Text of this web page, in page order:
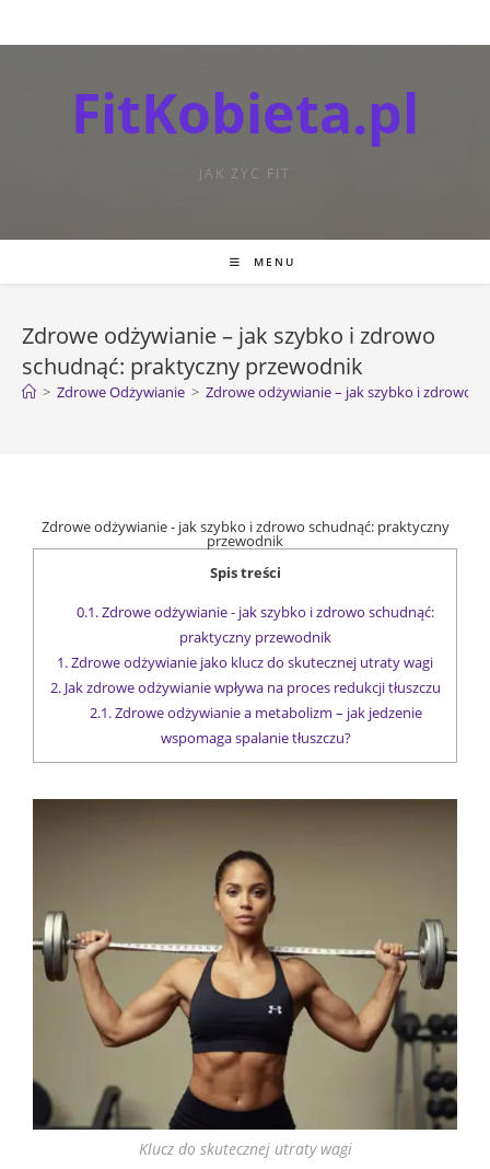
FitKobieta.pl
JAK ŻYC FIT
MENU
Zdrowe odżywianie – jak szybko i zdrowo
schudnąć: praktyczny przewodnik
> Zdrowe Odżywianie > Zdrowe odżywianie – jak szybko i zdrowo
Zdrowe odżywianie - jak szybko i zdrowo schudnąć: praktyczny
przewodnik
Spis treści
0.1.Zdrowe odżywianie - jak szybko i zdrowo schudnąć:
praktyczny przewodnik
1.Zdrowe odżywianie jako klucz do skutecznej utraty wagi
2.Jak zdrowe odżywianie wpływa na proces redukcji tłuszczu
2.1.Zdrowe odżywianie a metabolizm – jak jedzenie
wspomaga spalanie tłuszczu?
Klucz do skutecznej utraty wagi